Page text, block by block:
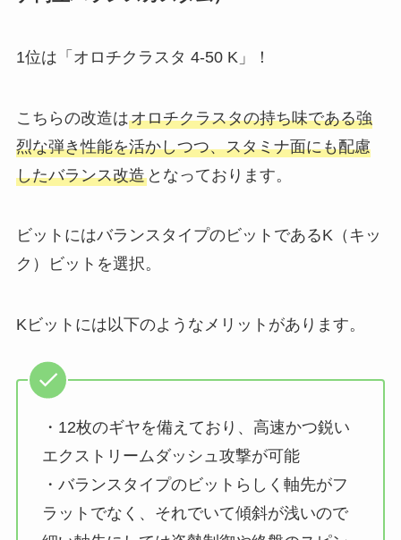
1位は「オロチクラスタ 4-50 K」！
こちらの改造はオロチクラスタの持ち味である強
烈な弾き性能を活かしつつ、スタミナ面にも配慮
したバランス改造となっております。
ビットにはバランスタイプのビットであるK（キッ
ク）ビットを選択。
Kビットには以下のようなメリットがあります。
・12枚のギヤを備えており、高速かつ鋭い
エクストリームダッシュ攻撃が可能
・バランスタイプのビットらしく軸先がフ
ラットでなく、それでいて傾斜が浅いので